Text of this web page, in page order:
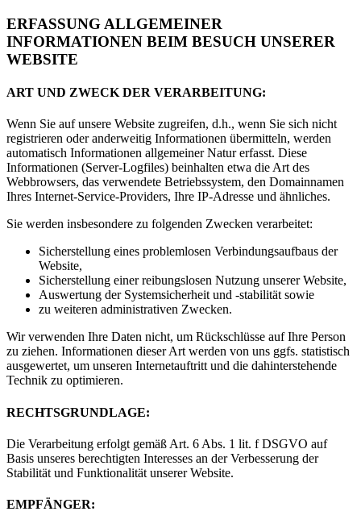
ERFASSUNG ALLGEMEINER
INFORMATIONEN BEIM BESUCH UNSERER
WEBSITE
ART UND ZWECK DER VERARBEITUNG:
Wenn Sie auf unsere Website zugreifen, d.h., wenn Sie sich nicht
registrieren oder anderweitig Informationen übermitteln, werden
automatisch Informationen allgemeiner Natur erfasst. Diese
Informationen (Server-Logfiles) beinhalten etwa die Art des
Webbrowsers, das verwendete Betriebssystem, den Domainnamen
Ihres Internet-Service-Providers, Ihre IP-Adresse und ähnliches.
Sie werden insbesondere zu folgenden Zwecken verarbeitet:
Sicherstellung eines problemlosen Verbindungsaufbaus der
Website,
Sicherstellung einer reibungslosen Nutzung unserer Website,
Auswertung der Systemsicherheit und -stabilität sowie
zu weiteren administrativen Zwecken.
Wir verwenden Ihre Daten nicht, um Rückschlüsse auf Ihre Person
zu ziehen. Informationen dieser Art werden von uns ggfs. statistisch
ausgewertet, um unseren Internetauftritt und die dahinterstehende
Technik zu optimieren.
RECHTSGRUNDLAGE:
Die Verarbeitung erfolgt gemäß Art. 6 Abs. 1 lit. f DSGVO auf
Basis unseres berechtigten Interesses an der Verbesserung der
Stabilität und Funktionalität unserer Website.
EMPFÄNGER: